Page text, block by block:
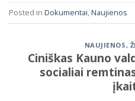
Posted in Dokumentai,Naujienos
NAUJIENOS ,
Ciniškas Kauno
socialiai